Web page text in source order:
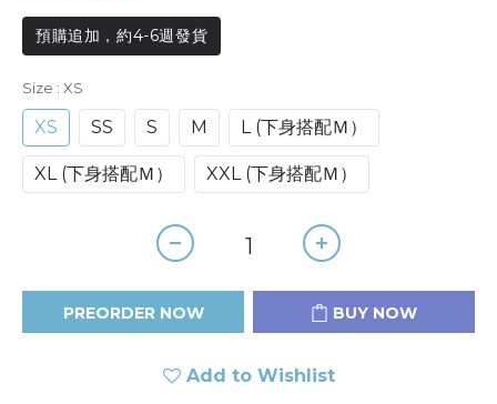
預購追加，約4-6週發貨
Size : XS
XS SS S M L (下身搭配Ｍ）
XL (下身搭配Ｍ） XXL (下身搭配Ｍ）
PREORDER NOW BUY NOW
Add to Wishlist